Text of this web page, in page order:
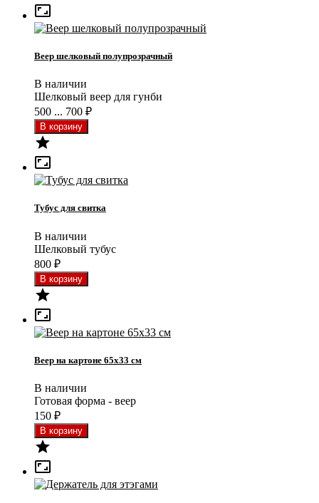

Веер шелковый полупрозрачный
В наличии
Шелковый веер для гунби
500 ... 700 ₽


Тубус для свитка
В наличии
Шелковый тубус
800 ₽


Веер на картоне 65x33 см
В наличии
Готовая форма - веер
150 ₽

